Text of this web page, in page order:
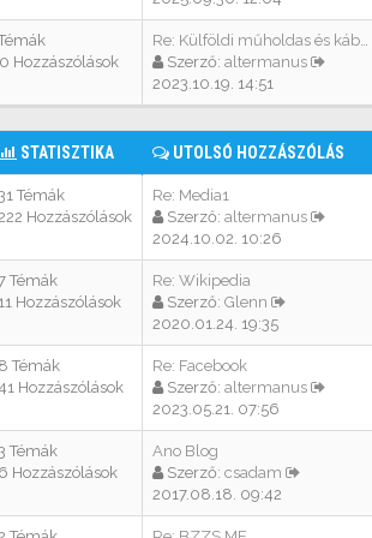
Hozzászólások
Re: Külföldi műholdas és kábe…
Szerző: altermanus
2023.10.19. 14:51
STATISZTIKA UTOLSÓ HOZZÁSZÓLÁS
Témák
Hozzászólások
Re: Media1
Szerző: altermanus
2024.10.02. 10:26
Témák
11 Hozzászólások
Re: Wikipedia
Szerző: Glenn
2020.01.24. 19:35
8 Témák
Hozzászólások
Re: Facebook
Szerző: altermanus
2023.05.21. 07:56
Témák
6 Hozzászólások
Ano Blog
Szerző: csadam
2017.08.18. 09:42